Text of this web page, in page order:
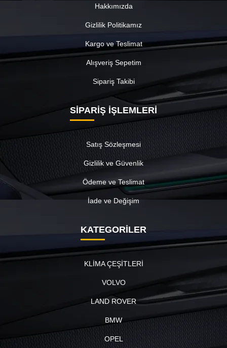
Hakkımızda
Gizlilik Politikamız
Kargo ve Teslimat
Alışveriş Sepetim
Sipariş Takibi
SİPARİŞ İŞLEMLERİ
Satış Sözleşmesi
Gizlilik ve Güvenlik
Ödeme ve Teslimat
İade ve Değişim
KATEGORİLER
KLİMA ÇEŞİTLERİ
VOLVO
LAND ROVER
BMW
OPEL